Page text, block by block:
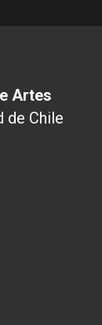
Artes
de Chile